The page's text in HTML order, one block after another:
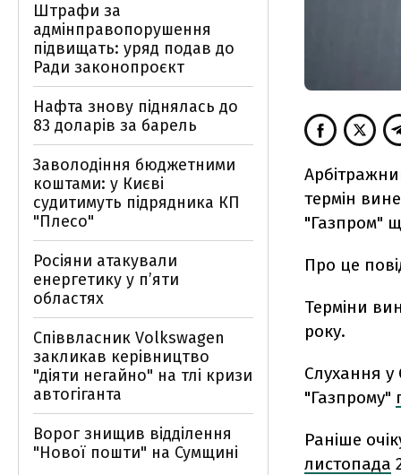
термін
"Газпром"
Про це
Терміни
року.
Слухання у
"Газпрому"
Раніше
листопада
Штрафи за
адмінправопорушення
підвищать: уряд подав до
Ради законопроєкт
Нафта знову піднялась до
83 доларів за барель
Заволодіння бюджетними
коштами: у Києві
судитимуть підрядника КП
"Плесо"
Росіяни атакували
енергетику у пʼяти
областях
Співвласник Volkswagen
закликав керівництво
"діяти негайно" на тлі кризи
автогіганта
Ворог знищив відділення
"Нової пошти" на Сумщині